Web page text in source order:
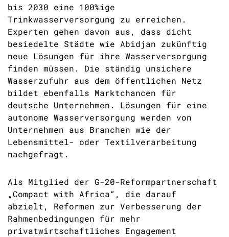
bis 2030 eine 100%ige
Trinkwasserversorgung zu erreichen.
Experten gehen davon aus, dass dicht
besiedelte Städte wie Abidjan zukünftig
neue Lösungen für ihre Wasserversorgung
finden müssen. Die ständig unsichere
Wasserzufuhr aus dem öffentlichen Netz
bildet ebenfalls Marktchancen für
deutsche Unternehmen. Lösungen für eine
autonome Wasserversorgung werden von
Unternehmen aus Branchen wie der
Lebensmittel- oder Textilverarbeitung
nachgefragt.
Als Mitglied der G-20-Reformpartnerschaft
„Compact with Africa“, die darauf
abzielt, Reformen zur Verbesserung der
Rahmenbedingungen für mehr
privatwirtschaftliches Engagement